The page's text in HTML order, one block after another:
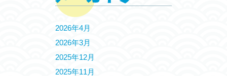
2026年4月
2026年3月
2025年12月
2025年11月